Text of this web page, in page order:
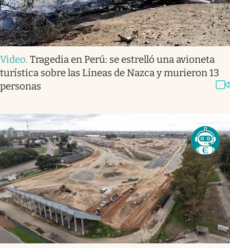
Video. Tragedia en Perú: se estrelló una avioneta
turística sobre las Líneas de Nazca y murieron 13
personas